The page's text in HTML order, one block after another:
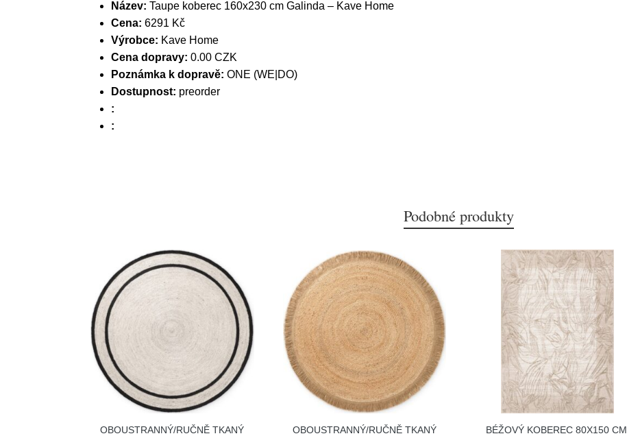
Název: Taupe koberec 160x230 cm Galinda – Kave Home
Cena: 6291 Kč
Výrobce: Kave Home
Cena dopravy: 0.00 CZK
Poznámka k dopravě: ONE (WE|DO)
Dostupnost: preorder
:
:
Podobné produkty
OBOUSTRANNÝ/RUČNĚ TKANÝ
OBOUSTRANNÝ/RUČNĚ TKANÝ
BÉŽOVÝ KOBEREC 80X150 CM